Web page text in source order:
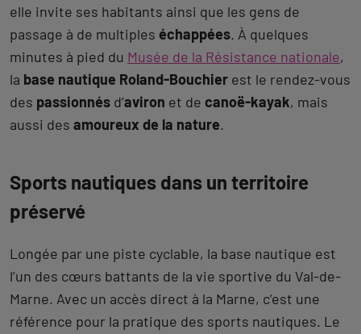
elle invite ses habitants ainsi que les gens de
passage à de multiples échappées. À quelques
minutes à pied du Musée de la Résistance nationale,
la base nautique Roland-Bouchier est le rendez-vous
des passionnés d’aviron et de canoë-kayak, mais
aussi des amoureux de la nature.
Sports nautiques dans un territoire
préservé
Longée par une piste cyclable, la base nautique est
l’un des cœurs battants de la vie sportive du Val-de-
Marne. Avec un accès direct à la Marne, c’est une
référence pour la pratique des sports nautiques. Le